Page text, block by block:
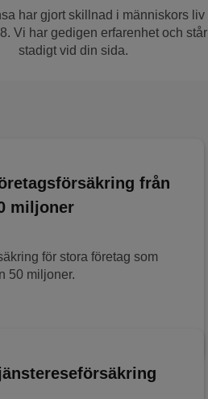
har gjort skillnad i människors liv
Vi har gedigen erfarenhet och står
stadigt vid din sida.
från
miljoner
för stora företag som
50 miljoner.